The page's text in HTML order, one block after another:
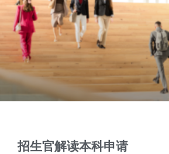
招生官解读本科申请